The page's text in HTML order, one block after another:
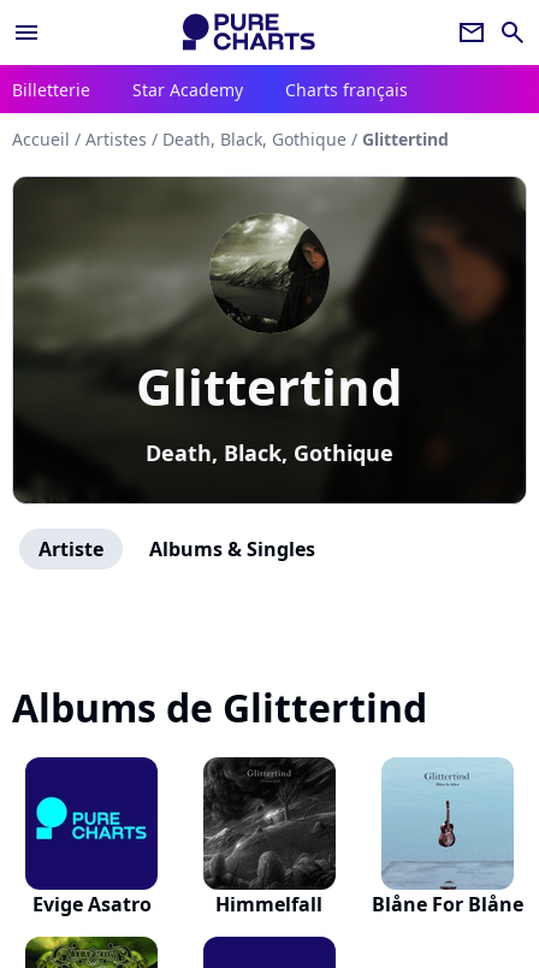
menu newsletter search
Billetterie Star Academy Charts français
Accueil / Artistes / Death, Black, Gothique / Glittertind
Glittertind
Death, Black, Gothique
Artiste Albums & Singles
Albums de Glittertind
Evige Asatro Himmelfall Blåne For Blåne